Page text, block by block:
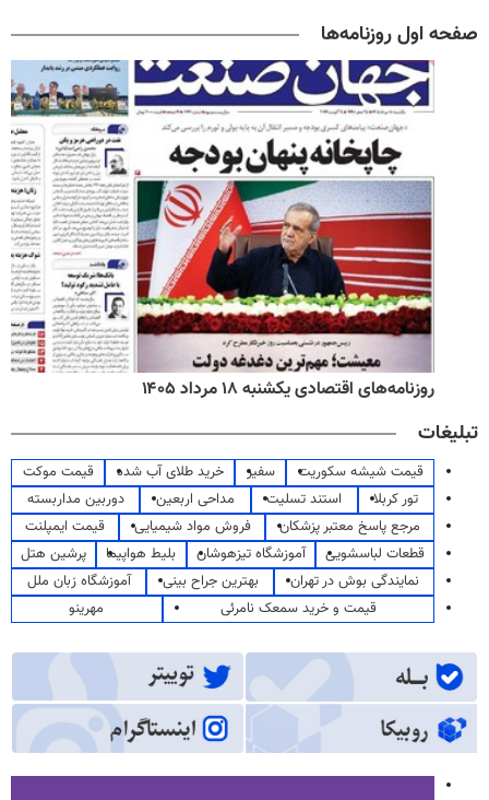
صفحه اول روزنامه‌ها
روزنامه‌های اقتصادی یکشنبه ۱۸ مرداد ۱۴۰۵
تبلیغات
قیمت شیشه سکوریت سفیر خرید طلای آب شده
قیمت موکت
تور کربلا
استند تسلیت مداحی اربعین
دوربین مداربسته
مرجع پاسخ معتبر پزشکان
فروش مواد شیمیایی
قیمت ایمپلنت
قطعات لباسشویی
آموزشگاه تیزهوشان بلیط هواپیما
پرشین هتل
نمایندگی بوش در تهران
بهترین جراح بینی
آموزشگاه زبان ملل
قیمت و خرید سمعک نامرئی
مهرینو